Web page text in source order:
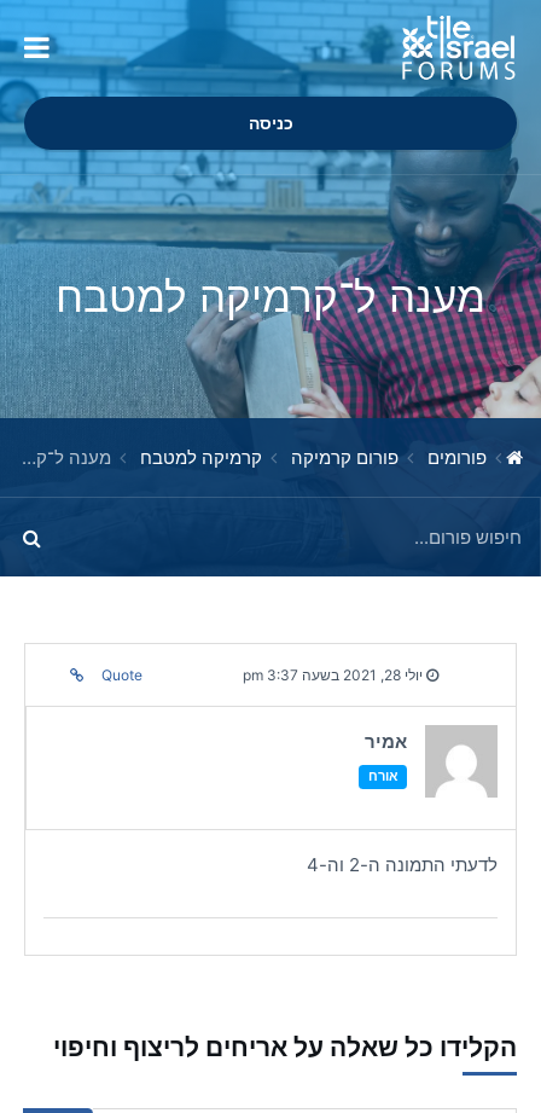
כניסה
מענה ל־קרמיקה למטבח
פורומים פורום קרמיקה קרמיקה למטבח מענה ל־קרמיקה למטבח
יולי 28, 2021 בשעה 3:37 pm Quote
אמיר
אורח
לדעתי התמונה ה-2 וה-4
הקלידו כל שאלה על אריחים לריצוף וחיפוי